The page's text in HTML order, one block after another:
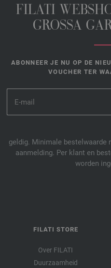
FILATI
GROSSA
ABONNEER JE NU OP DE
VOUCHER TER
geldig. Minimale bestelwaarde
aanmelding. Per klant en
worden
FILATI STORE
Over FILATI
Duurzaamheid